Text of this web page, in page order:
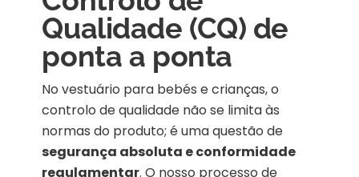
Qualidade (CQ) de
ponta a ponta
No vestuário para bebés e crianças, o
controlo de qualidade não se limita às
normas do produto; é uma questão de
segurança absoluta e conformidade
regulamentar. O nosso processo de